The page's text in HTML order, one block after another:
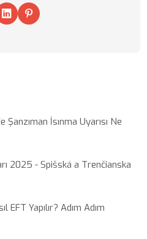
İsınma Uyarısı Ne
2025 - Spišská a Trenčianska
Yapılır? Adım Adım